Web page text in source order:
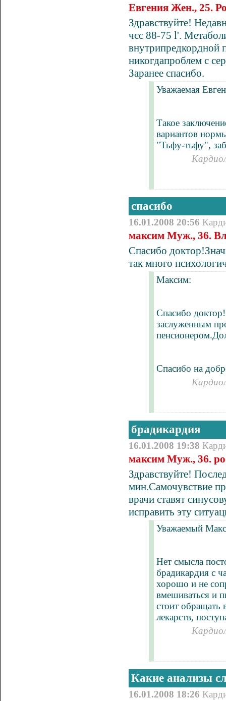
Евгения Жен., 25.
Здравствуйте!
чсс 88-75 l'.
внутрипредкордной
никогдапроблем с
Заранее спасибо.
Уважаемая
Такое
вариантов
"Тьфу-тьфу",
спасибо
16.01.2008 20:56
максим Муж., 36.
Спасибо
так много
Максим:
Спасибо
заслуженным
Спасибо на
брадикардия
16.01.2008 19:38
максим Муж., 36.
Здравствуйте!
мин.Самочувствие
врачи ставят
исправить эту
Уважаемый
Нет смысла
брадикардия с
хорошо и не
вмешиваться и
стоит обращать
лекарств,
Какие анализы
16.01.2008 18:26